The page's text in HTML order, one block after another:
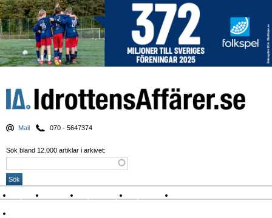
Mail 070 - 5647374
Sök bland 12.000 artiklar i arkivet:
Nyheter Krönikor Sport & spel Nyhetsbrev